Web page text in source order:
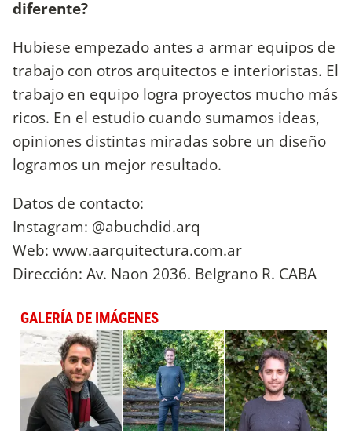
diferente?
Hubiese empezado antes a armar equipos de
trabajo con otros arquitectos e interioristas. El
trabajo en equipo logra proyectos mucho más
ricos. En el estudio cuando sumamos ideas,
opiniones distintas miradas sobre un diseño
logramos un mejor resultado.
Datos de contacto:
Instagram: @abuchdid.arq
Web: www.aarquitectura.com.ar
Dirección: Av. Naon 2036. Belgrano R. CABA
GALERÍA DE IMÁGENES